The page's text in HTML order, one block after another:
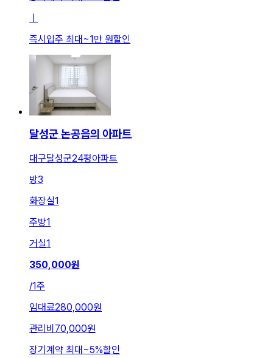
즉시입주 최대 ~1만 원할인
달성군 논공읍의 아파트
대구달성군24평아파트
방3
화장실1
주방1
거실1
350,000원
/1주
임대료280,000원
관리비 70,000원
장기계약 최대~5%할인